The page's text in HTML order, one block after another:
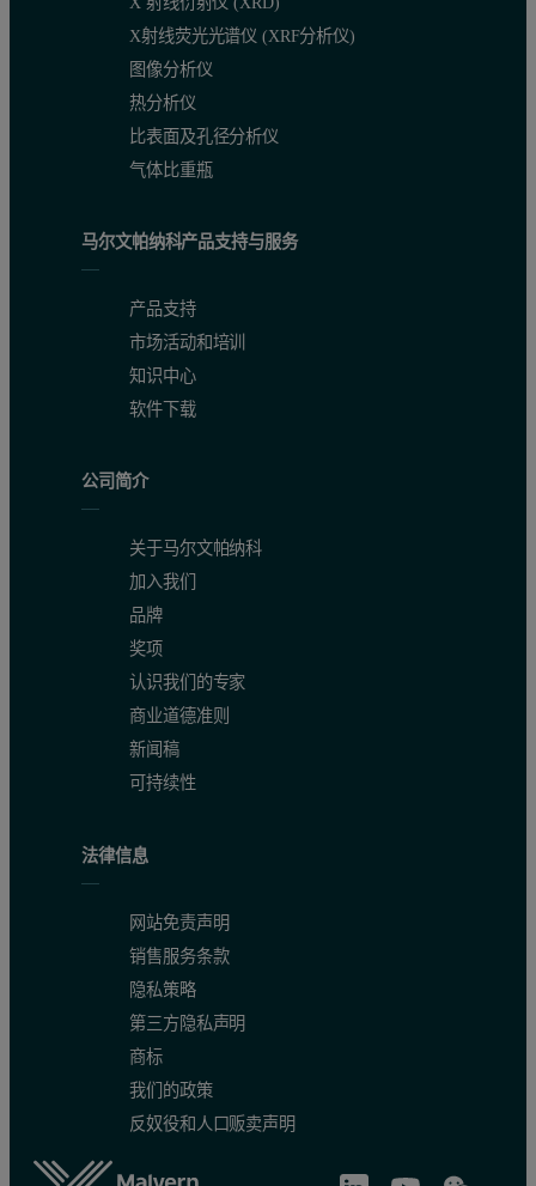
X射线荧光光谱仪 (XRF分析仪)
图像分析仪
热分析仪
比表面及孔径分析仪
气体比重瓶
马尔文帕纳科产品支持与服务
产品支持
市场活动和培训
知识中心
软件下载
公司简介
关于马尔文帕纳科
加入我们
品牌
奖项
认识我们的专家
商业道德准则
新闻稿
可持续性
法律信息
网站免责声明
销售服务条款
隐私策略
第三方隐私声明
商标
我们的政策
反奴役和人口贩卖声明